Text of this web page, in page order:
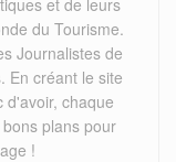
du Tourisme.
Journalistes de
En créant le site
d'avoir, chaque
plans pour
!